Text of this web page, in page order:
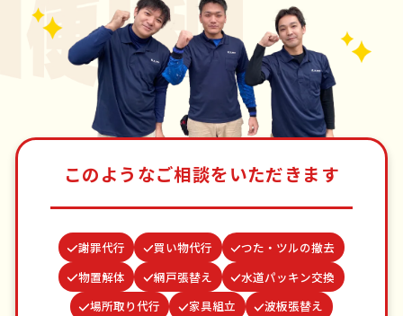
このようなご相談をいただきます
謝罪代行 買い物代行
つた・ツルの撤去
物置解体
網戸張替え
水道パッキン交換
場所取り代行
家具組立
波板張替え